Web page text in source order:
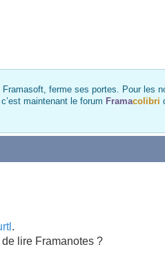
ferme ses portes. Pour les
maintenant le forum Framacolibri
.
lire Framanotes ?